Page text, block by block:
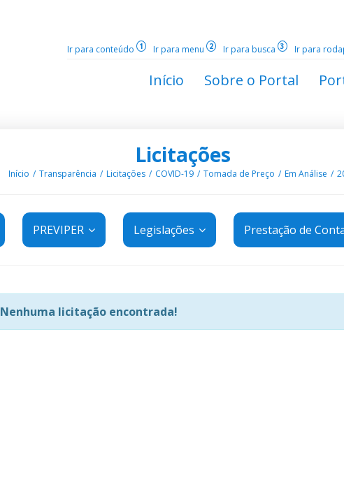
Ir para conteúdo 1 Ir para menu 2 Ir para busca 3 Ir para
Início Sobre o Portal
Licitações
Início Transparência Licitações COVID-19 Tomada de Preço Em Análise
PREVIPER Legislações Prestação de
Nenhuma licitação encontrada!